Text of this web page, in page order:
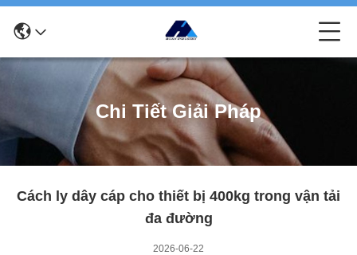
Chi Tiết Giải Pháp
Cách ly dây cáp cho thiết bị 400kg trong vận tải
đa đường
2026-06-22